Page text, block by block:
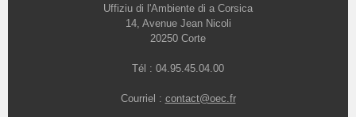
Uffiziu di l'Ambiente di a Corsica
14, Avenue Jean Nicoli
20250 Corte
Tél : 04.95.45.04.00
Courriel : contact@oec.fr